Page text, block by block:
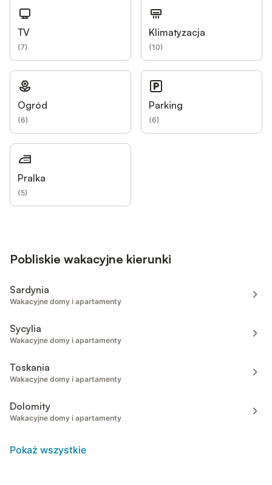
TV
(7)
Klimatyzacja
(10)
Ogród
(6)
Parking
(6)
Pralka
(5)
Pobliskie wakacyjne kierunki
Sardynia
Wakacyjne domy i apartamenty
Sycylia
Wakacyjne domy i apartamenty
Toskania
Wakacyjne domy i apartamenty
Dolomity
Wakacyjne domy i apartamenty
Pokaż wszystkie